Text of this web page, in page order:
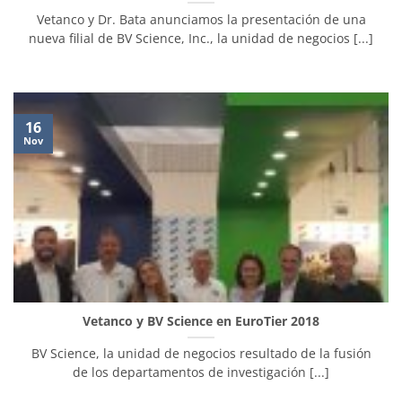
Vetanco y Dr. Bata anunciamos la presentación de una
nueva filial de BV Science, Inc., la unidad de negocios [...]
Vetanco y BV Science en EuroTier 2018
BV Science, la unidad de negocios resultado de la fusión
de los departamentos de investigación [...]
16
Nov